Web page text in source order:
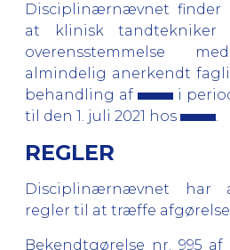
Disciplinærnævnet finder
at klinisk tandtekniker
overensstemmelse
almindelig anerkendt
behandling af
i
til den 1. juli 2021 hos
.
REGLER
Disciplinærnævnet har
regler til at træffe afgørelse
Bekendtgørelse nr. 995 af